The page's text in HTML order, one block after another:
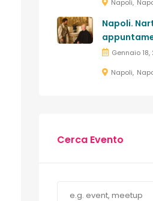
Napoli
Napoli.
Gennaio 18,
Napoli
Cerca Evento